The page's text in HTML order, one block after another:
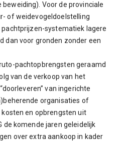
Voor de provinciale
of weidevogeldoelstelling
pachtprijzen-systematiek lagere
dan voor gronden zonder een
pachtopbrengsten geraamd
van de verkoop van het
van ingerichte
organisaties of
en opbrengsten uit
de komende jaren geleidelijk
over extra aankoop in kader